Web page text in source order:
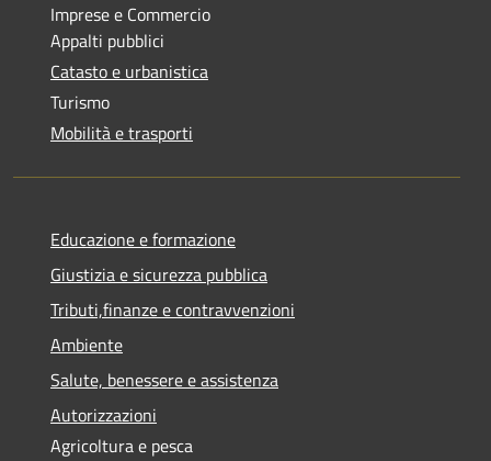
Imprese e Commercio
Appalti pubblici
Catasto e urbanistica
Turismo
Mobilità e trasporti
Educazione e formazione
Giustizia e sicurezza pubblica
Tributi,finanze e contravvenzioni
Ambiente
Salute, benessere e assistenza
Autorizzazioni
Agricoltura e pesca